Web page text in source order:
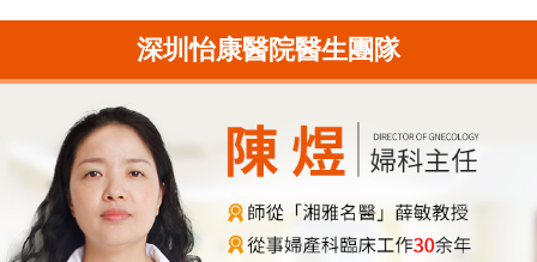
深圳怡康醫院醫生團隊